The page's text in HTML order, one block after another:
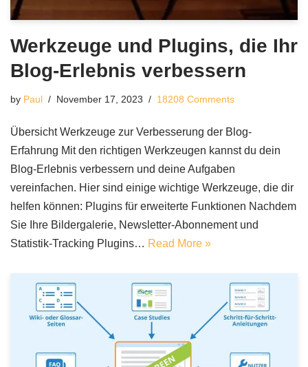
Werkzeuge und Plugins, die Ihr
Blog-Erlebnis verbessern
by Paul November 17, 2023 18208 Comments
Übersicht Werkzeuge zur Verbesserung der Blog-
Erfahrung Mit den richtigen Werkzeugen kannst du dein
Blog-Erlebnis verbessern und deine Aufgaben
vereinfachen. Hier sind einige wichtige Werkzeuge, die dir
helfen können: Plugins für erweiterte Funktionen Nachdem
Sie Ihre Bildergalerie, Newsletter-Abonnement und
Statistik-Tracking Plugins… Read More »